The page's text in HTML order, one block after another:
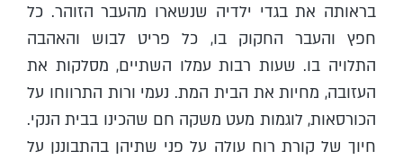
בראותה את בגדי ילדיה שנשארו מהעבר הזוהר. כל
חפץ והעבר החקוק בו, כל פריט לבוש והאהבה
התלויה בו. שעות רבות עמלו השתיים, מסלקות את
העזובה, מחיות את הבית המת. נעמי ורות התרווחו על
הכורסאות, לוגמות מעט משקה חם שהכינו בבית הנקי.
חיוך של קורת רוח עולה על פני שתיהן בהתבוננן על